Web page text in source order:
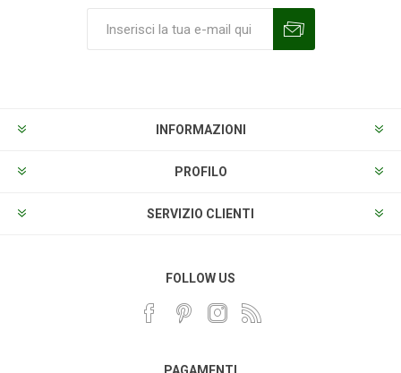
INFORMAZIONI
PROFILO
SERVIZIO CLIENTI
FOLLOW US